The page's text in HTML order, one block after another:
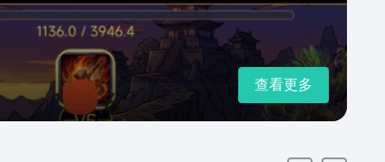
查看更多